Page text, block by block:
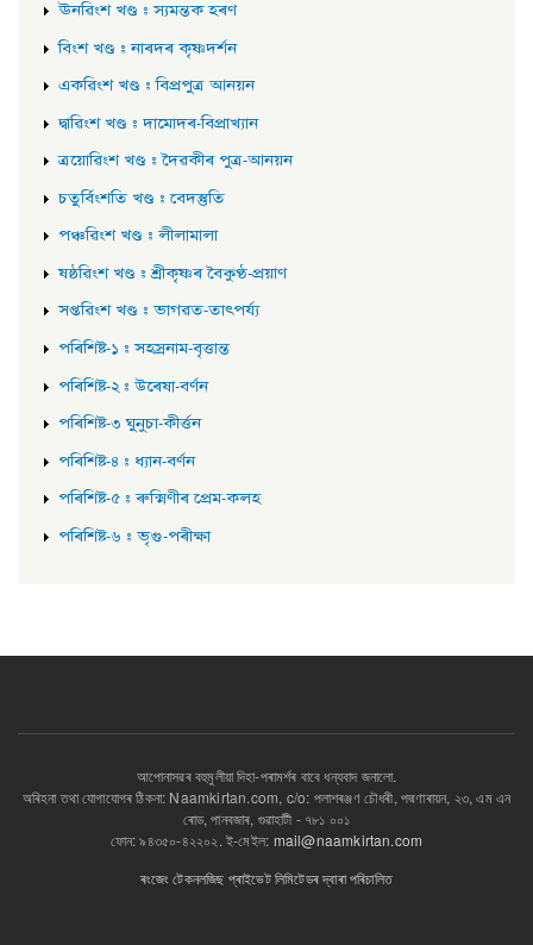
ঊনৱিংশ খণ্ড : স্যমন্তক হৰণ
বিংশ খণ্ড : নাৰদৰ কৃষ্ণদৰ্শন
একৱিংশ খণ্ড : বিপ্ৰপুত্ৰ আনয়ন
দ্বাৱিংশ খণ্ড : দামোদৰ-বিপ্ৰাখ্যান
ত্ৰয়োৱিংশ খণ্ড : দৈৱকীৰ পুত্ৰ-আনয়ন
চতুৰ্বিংশতি খণ্ড : বেদস্তুতি
পঞ্চৱিংশ খণ্ড : লীলামালা
ষষ্ঠৱিংশ খণ্ড : শ্ৰীকৃষ্ণৰ বৈকুণ্ঠ-প্ৰয়াণ
সপ্তৱিংশ খণ্ড : ভাগৱত-তাৎপৰ্য্য
পৰিশিষ্ট-১ : সহস্ৰনাম-বৃত্তান্ত
পৰিশিষ্ট-২ : উৰেষা-বৰ্ণন
পৰিশিষ্ট-৩ ঘুনুচা-কীৰ্ত্তন
পৰিশিষ্ট-৪ : ধ্যান-বৰ্ণন
পৰিশিষ্ট-৫ : ৰুক্মিণীৰ প্ৰেম-কলহ
পৰিশিষ্ট-৬ : ভৃগু-পৰীক্ষা
আপোনাসৱৰ বহুমুলীয়া দিহা-পৰামৰ্শৰ বাবে ধন্যবাদ জনালো.
অৰিহনা তথা যোগাযোগৰ ঠিকনা: Naamkirtan.com, c/o: পলাশৰঞ্জণ চৌধৰী, পদ্মণাৰায়ন, ২৩, এম এন
ৰোড, পানবজাৰ, গুৱাহাটী - ৭৮১ ০০১
ফোন: ৯৪৩৫০-৪২২০২. ই-মেইল: mail@naamkirtan.com
ৰংজেং টেকনলজিছ প্ৰাইভেট লিমিটেডৰ দ্বাৰা পৰিচালিত